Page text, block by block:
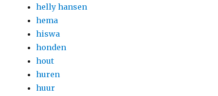
helly hansen
hema
hiswa
honden
hout
huren
huur